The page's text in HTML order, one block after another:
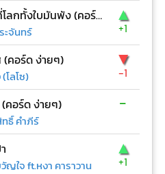
ก่อนที่โลกทั้งใบมันพัง (คอร์ด ง่ายๆ)
ะจันทร์
▲
+1
(คอร์ด ง่ายๆ)
(โลโซ)
▼
-1
(คอร์ด ง่ายๆ)
ธิ์ คำภีร์
-
ญใจ ft.หงา คาราวาน
▲
+1